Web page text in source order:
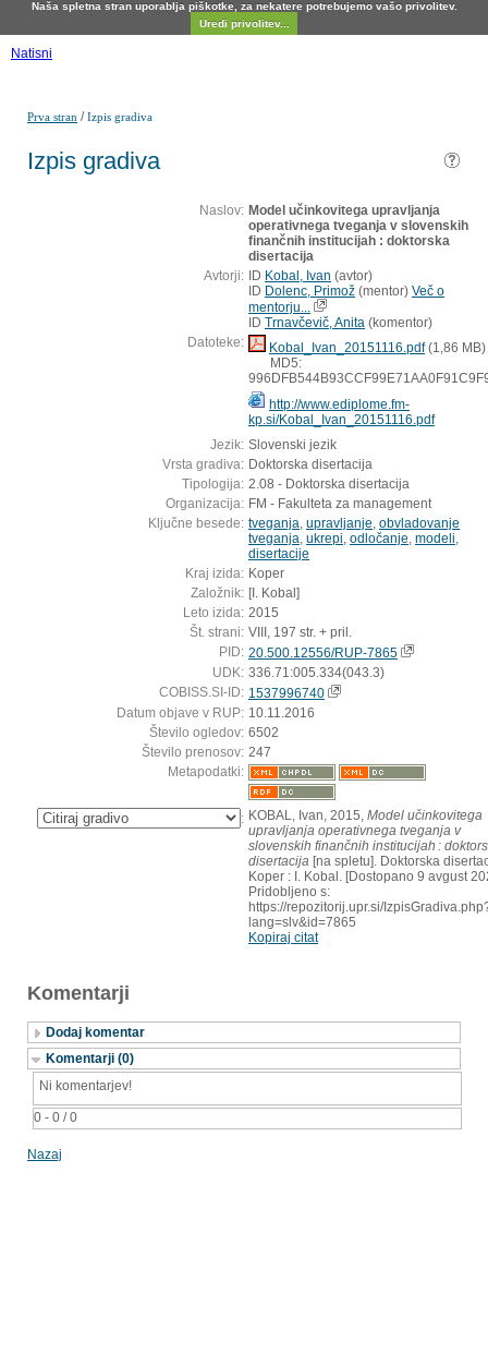
Naša spletna stran uporablja piškotke, za nekatere potrebujemo vašo privolitev.
Uredi privolitev...
Natisni
Prva stran /Izpis gradiva
Izpis gradiva
Naslov: Model učinkovitega upravljanja
operativnega tveganja v slovenskih
finančnih institucijah : doktorska
disertacija
Avtorji: ID Kobal, Ivan (avtor)
ID Dolenc, Primož (mentor) Več o
mentorju...
ID Trnavčevič, Anita (komentor)
Datoteke:
Kobal_Ivan_20151116.pdf(1,86 MB)
MD5:
http://www.ediplome.fm-
kp.si/Kobal_Ivan_20151116.pdf
Jezik: Slovenski jezik
Vrsta gradiva: Doktorska disertacija
Tipologija: 2.08 - Doktorska disertacija
Organizacija: FM - Fakulteta za management
Ključne besede: tveganja upravljanje obvladovanje
tveganja ukrepi odločanje modeli
disertacije
Kraj izida: Koper
Založnik: [I. Kobal]
Leto izida: 2015
Št. strani: VIII, 197 str. + pril.
PID: 20.500.12556/RUP-7865
UDK: 336.71:005.334(043.3)
COBISS.SI-ID: 1537996740
Datum objave v RUP: 10.11.2016
Število ogledov: 6502
Število prenosov: 247
Metapodatki:
: KOBAL, Ivan, 2015, Model učinkovitega
upravljanja operativnega tveganja v
slovenskih finančnih institucijah :
disertacija [na spletu]. Doktorska
Koper : I. Kobal. [Dostopano 9 avgust
Pridobljeno s:
https://repozitorij.upr.si/
lang=slv&id=7865
Kopiraj citat
Komentarji
Dodaj komentar
Komentarji (0)
0 - 0 / 0
Ni komentarjev!
Nazaj